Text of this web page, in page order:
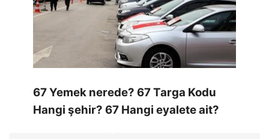
67 Yemek nerede? 67 Targa Kodu
Hangi şehir? 67 Hangi eyalete ait?